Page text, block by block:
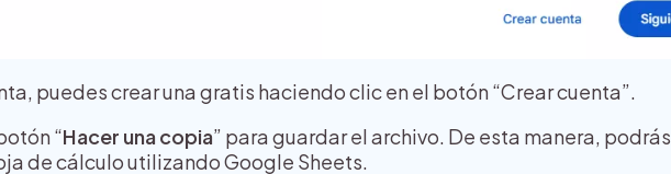
puedes crear una gratis haciendo clic en el botón “Crear cuenta”.
“Hacer una copia” para guardar el archivo. De esta manera, podrás
de cálculo utilizando Google Sheets.